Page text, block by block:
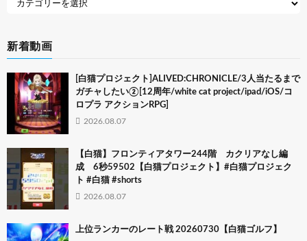
新着動画
[白猫プロジェクト]ALIVED:CHRONICLE/3人当たるまで
ガチャしたい②[12周年/white cat project/ipad/iOS/コ
ロプラ アクションRPG]
2026.08.07
【白猫】フロンティアタワー244階 カクリアなし編
成 6秒59502【白猫プロジェクト】#白猫プロジェク
ト #白猫 #shorts
2026.08.07
上位ランカーのレート戦 20260730【白猫ゴルフ】